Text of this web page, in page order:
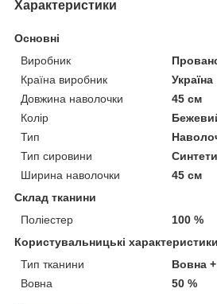
Характеристики
Основні
Виробник
Країна виробник
Україна
Довжина наволочки
45 см
Колір
Тип
Тип сировини
Ширина наволочки
45 см
Склад тканини
Поліестер
100 %
Користувальницькі характеристики
Тип тканини
Вовна +
Вовна
50 %